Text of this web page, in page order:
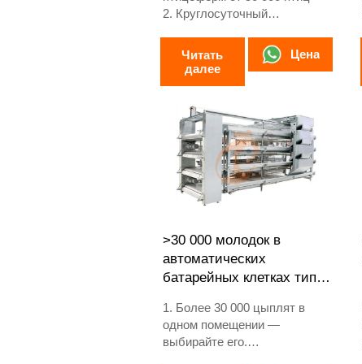
2. Круглосуточный
среды
3. Улучшение конверсии
на 10%
5. Контакты / WhatsApp:
+8618830120193
Читать
далее
Цена
>30 000 молодок в
автоматических
батарейных клетках типа
1. Более 30 000 цыплят в
одном помещении —
выбирайте его.